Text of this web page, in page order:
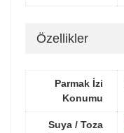
Özellikler
Parmak İzi
Konumu
Suya / Toza